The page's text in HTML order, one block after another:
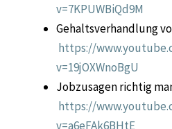
v=7KPUWBiQd9M
Gehaltsverhandlung
https://
v=19jOXWnoBgU
Jobzusagen richtig
https://
v=a6eFAk6BHtE